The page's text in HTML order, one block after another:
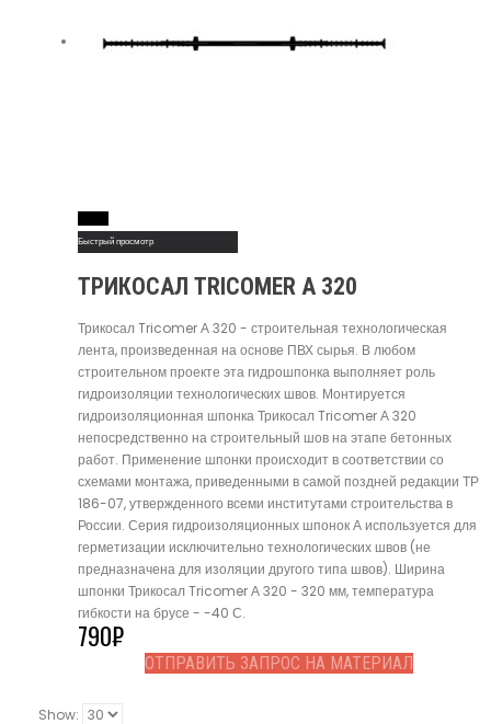
Быстрый просмотр
ТРИКОСАЛ TRICOMER А 320
Трикосал Tricomer А 320 - строительная технологическая
лента, произведенная на основе ПВХ сырья. В любом
строительном проекте эта гидрошпонка выполняет роль
гидроизоляции технологических швов. Монтируется
гидроизоляционная шпонка Трикосал Tricomer А 320
непосредственно на строительный шов на этапе бетонных
работ. Применение шпонки происходит в соответствии со
схемами монтажа, приведенными в самой поздней редакции ТР
186-07, утвержденного всеми институтами строительства в
России. Серия гидроизоляционных шпонок А используется для
герметизации исключительно технологических швов (не
предназначена для изоляции другого типа швов). Ширина
шпонки Трикосал Tricomer А 320 - 320 мм, температура
гибкости на брусе - -40 С.
790₽
ОТПРАВИТЬ ЗАПРОС НА МАТЕРИАЛ
Show: